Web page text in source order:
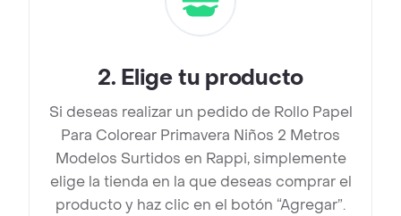
2. Elige tu producto
Si deseas realizar un pedido de Rollo Papel
Para Colorear Primavera Niños 2 Metros
Modelos Surtidos en Rappi, simplemente
elige la tienda en la que deseas comprar el
producto y haz clic en el botón “Agregar”.